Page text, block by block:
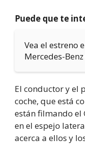
Puede que te
Vea el estreno
Mercedes-
El conductor y el
coche, que está
están filmando el
en el espejo
acerca a ellos y